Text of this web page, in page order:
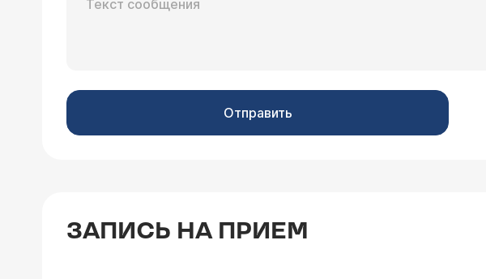
Отправить
ЗАПИСЬ НА ПРИЕМ